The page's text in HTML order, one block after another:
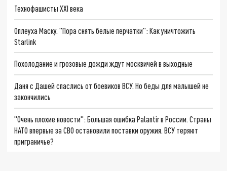
Технофашисты XXI века
Оплеуха Маску. "Пора снять белые перчатки": Как уничтожить
Starlink
Похолодание и грозовые дожди ждут москвичей в выходные
Даня с Дашей спаслись от боевиков ВСУ. Но беды для малышей не
закончились
"Очень плохие новости": Большая ошибка Palantir в России. Страны
НАТО впервые за СВО остановили поставки оружия. ВСУ теряют
приграничье?